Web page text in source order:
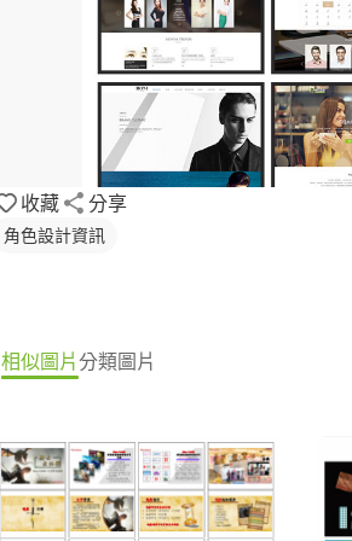
收藏 分享
角色設計資訊
相似圖片分類圖片